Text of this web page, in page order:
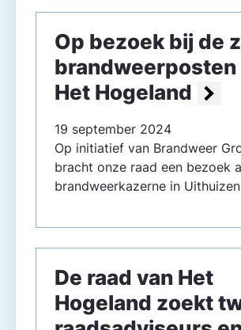
Op bezoek bij de
brandweerposten
Het Hogeland
19 september 2024
Op initiatief van Brandweer
bracht onze raad een bezoek
brandweerkazerne in
De raad van Het
Hogeland zoekt